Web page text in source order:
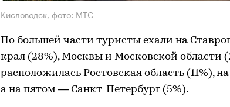
Кисловодск, фото: МТС
По большей части туристы ехали на
края (28%), Москвы и Московской области
расположилась Ростовская область (11%),
а на пятом — Санкт-Петербург (5%).